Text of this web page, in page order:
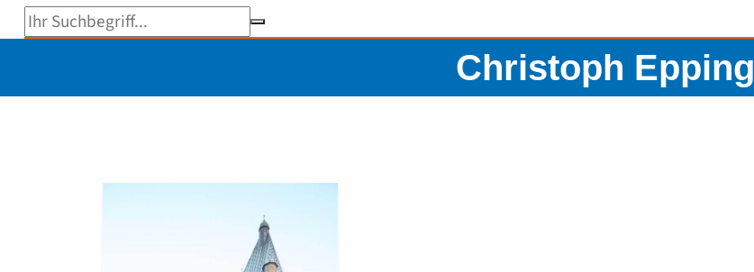
Suchbegriff eingeben
Christoph Epping